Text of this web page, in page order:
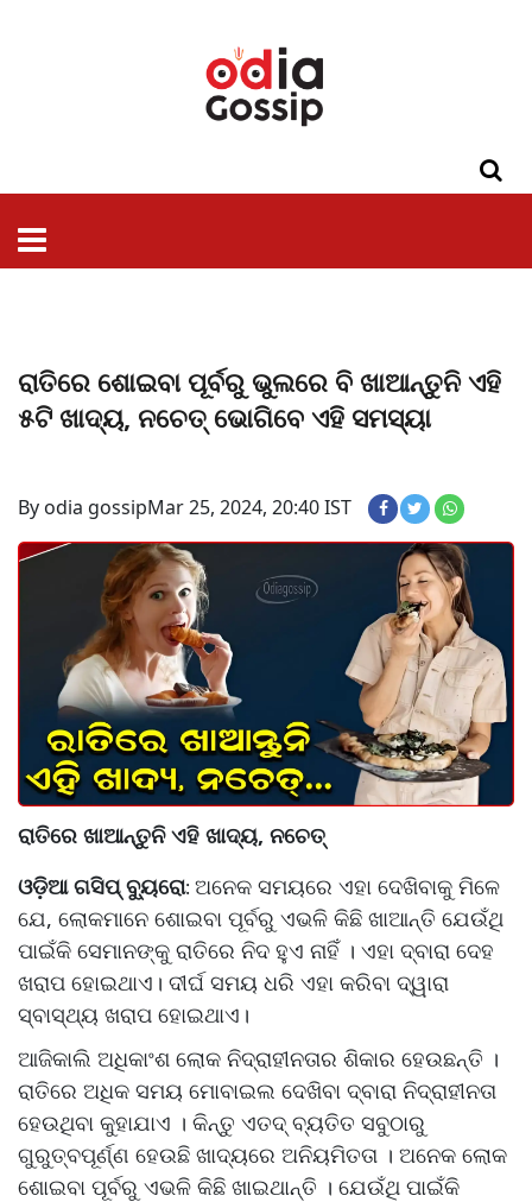
ରାତିରେ ଶୋଇବା ପୂର୍ବରୁ ଭୁଲରେ ବି ଖାଆନ୍ତୁନି ଏହି
୫ଟି ଖାଦ୍ୟ, ନଚେତ୍ ଭୋଗିବେ ଏହି ସମସ୍ୟା
By odia gossipMar 25, 2024, 20:40 IST
ରାତିରେ ଖାଆନ୍ତୁନି ଏହି ଖାଦ୍ୟ, ନଚେତ୍
ଓଡ଼ିଆ ଗସିପ୍ ବ୍ୟୁରୋ: ଅନେକ ସମୟରେ ଏହା ଦେଖିବାକୁ ମିଳେ
ଯେ, ଲୋକମାନେ ଶୋଇବା ପୂର୍ବରୁ ଏଭଳି କିଛି ଖାଆନ୍ତି ଯେଉଁଥି
ପାଇଁକି ସେମାନଙ୍କୁ ରାତିରେ ନିଦ ହୁଏ ନାହିଁ । ଏହା ଦ୍ବାରା ଦେହ
ଖରାପ ହୋଇଥାଏ। ଦୀର୍ଘ ସମୟ ଧରି ଏହା କରିବା ଦ୍ୱାରା
ସ୍ବାସ୍ଥ୍ୟ ଖରାପ ହୋଇଥାଏ।
ଆଜିକାଲି ଅଧିକାଂଶ ଲୋକ ନିଦ୍ରାହୀନତାର ଶିକାର ହେଉଛନ୍ତି ।
ରାତିରେ ଅଧିକ ସମୟ ମୋବାଇଲ ଦେଖିବା ଦ୍ବାରା ନିଦ୍ରାହୀନତା
ହେଉଥିବା କୁହାଯାଏ । କିନ୍ତୁ ଏତଦ୍ ବ୍ୟତିତ ସବୁଠାରୁ
ଗୁରୁତ୍ବପୂର୍ଣ୍ଣ ହେଉଛି ଖାଦ୍ୟରେ ଅନିୟମିତତା । ଅନେକ ଲୋକ
ଶୋଇବା ପୂର୍ବରୁ ଏଭଳି କିଛି ଖାଇଥାନ୍ତି । ଯେଉଁଥି ପାଇଁକି